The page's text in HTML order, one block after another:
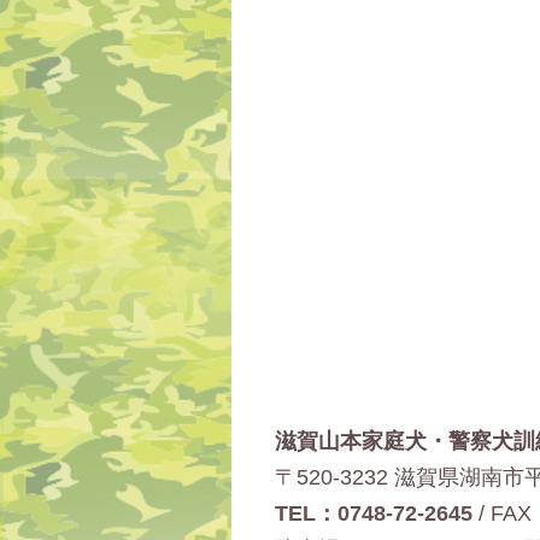
滋賀山本家庭犬・警察犬訓
〒520-3232 滋賀県湖南市
TEL：0748-72-2645 /